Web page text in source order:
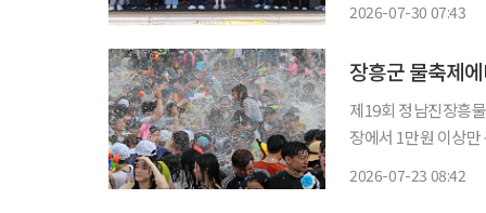
2026-07-30 07:43
장흥군 물축제
제19회 정남진장흥
장에서 1만원 이상
2026-07-23 08:42